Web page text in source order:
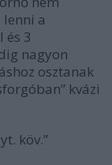
a
és 3
nagyon
osztanak
kvázi
köv.”